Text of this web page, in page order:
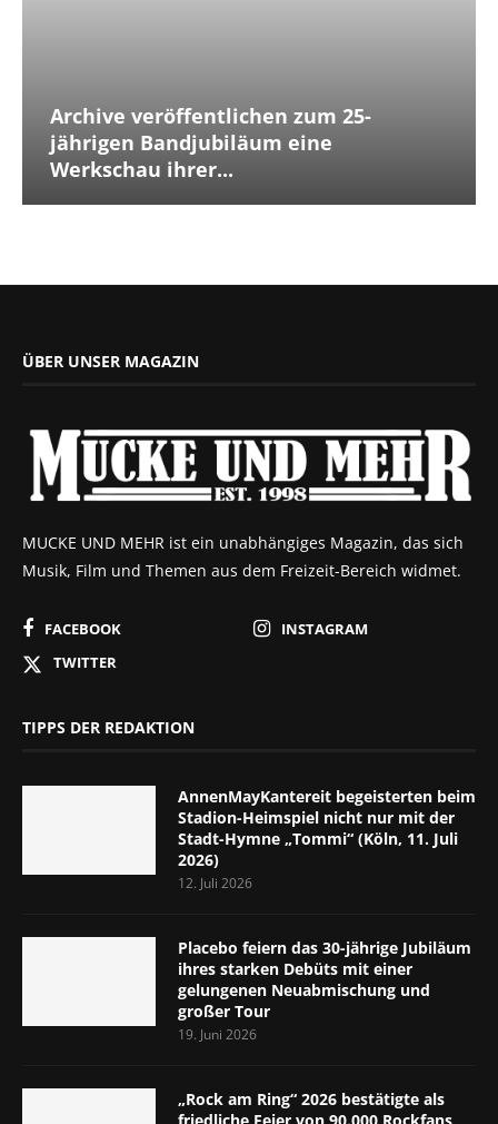
Archive veröffentlichen zum 25-
jährigen Bandjubiläum eine
Werkschau ihrer...
ÜBER UNSER MAGAZIN
MUCKE UND MEHR ist ein unabhängiges Magazin, das sich
Musik, Film und Themen aus dem Freizeit-Bereich widmet.
FACEBOOK
INSTAGRAM
TWITTER
TIPPS DER REDAKTION
AnnenMayKantereit begeisterten beim
Stadion-Heimspiel nicht nur mit der
Stadt-Hymne „Tommi“ (Köln, 11. Juli
2026)
12. Juli 2026
Placebo feiern das 30-jährige Jubiläum
ihres starken Debüts mit einer
gelungenen Neuabmischung und
großer Tour
19. Juni 2026
„Rock am Ring“ 2026 bestätigte als